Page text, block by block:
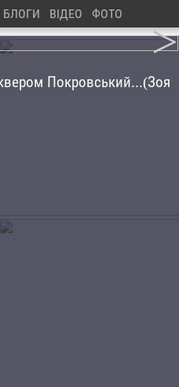
БЛОГИ ВІДЕО ФОТО
>
Покровський...(Зоя